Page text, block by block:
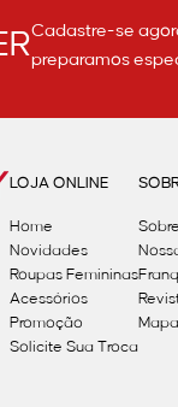
Cadastre-se
preparamos
LOJA ONLINE
Home
Novidades
Roupas Femininas
Acessórios
Promoção
Solicite Sua Troca